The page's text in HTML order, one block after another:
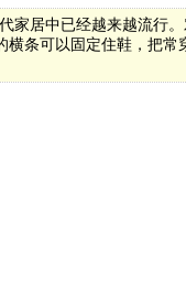
家居中已经越来越流行
条可以固定住鞋，把